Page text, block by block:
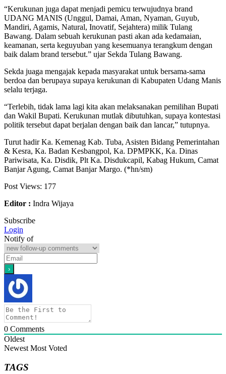
“Kerukunan juga dapat menjadi pemicu terwujudnya brand
UDANG MANIS (Unggul, Damai, Aman, Nyaman, Guyub,
Mandiri, Agamis, Natural, Inovatif, Sejahtera) milik Tulang
Bawang. Dalam sebuah kerukunan pasti akan ada kedamaian,
keamanan, serta keguyuban yang kesemuanya terangkum dengan
baik dalam brand tersebut.” ujar Sekda Tulang Bawang.
Sekda juaga mengajak kepada masyarakat untuk bersama-sama
berdoa dan berupaya supaya kerukunan di Kabupaten Udang Manis
selalu terjaga.
“Terlebih, tidak lama lagi kita akan melaksanakan pemilihan Bupati
dan Wakil Bupati. Kerukunan mutlak dibutuhkan, supaya kontestasi
politik tersebut dapat berjalan dengan baik dan lancar,” tutupnya.
Turut hadir Ka. Kemenag Kab. Tuba, Asisten Bidang Pemerintahan
& Kesra, Ka. Badan Kesbangpol, Ka. DPMPKK, Ka. Dinas
Pariwisata, Ka. Disdik, Plt Ka. Disdukcapil, Kabag Hukum, Camat
Banjar Agung, Camat Banjar Margo. (*hn/sm)
Post Views: 177
Editor : Indra Wijaya
Subscribe
Login
Notify of
0 Comments
Oldest
Newest Most Voted
TAGS